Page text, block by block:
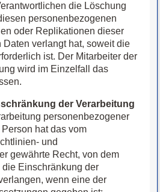
die Löschung
personenbezogenen
oder Replikationen dieser
verlangt hat, soweit die
ist. Der Mitarbeiter der
wird im Einzelfall das
der Verarbeitung
personenbezogener
hat das vom
und
gewährte Recht, von dem
Einschränkung der
wenn eine der